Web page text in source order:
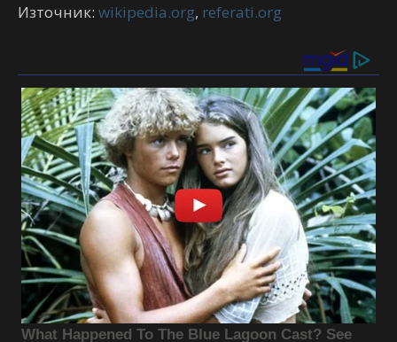
Източник: wikipedia.org, referati.org